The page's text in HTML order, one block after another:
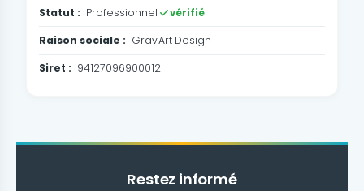
Statut : Professionnel vérifié
Raison sociale : Grav'Art Design
Siret : 94127096900012
Restez informé